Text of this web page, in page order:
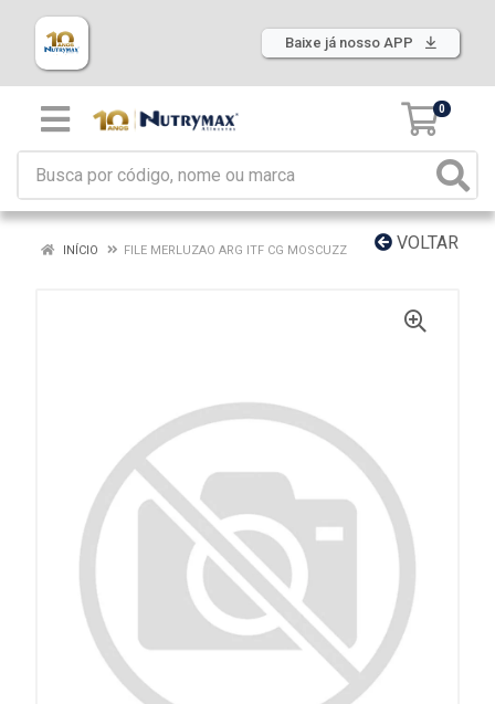
Baixe já nosso APP
0
VOLTAR
INÍCIO FILE MERLUZAO ARG ITF CG MOSCUZZ